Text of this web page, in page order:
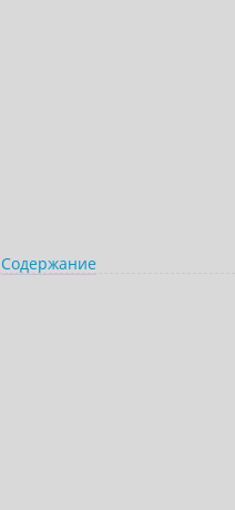
Содержание